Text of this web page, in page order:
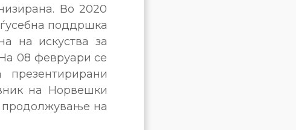
Во 2020
поддршка
на искуства за
08 февруари се
на Норвешки
продолжување на